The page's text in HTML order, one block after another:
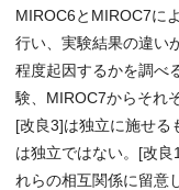
MIROC6とMIROC7に
行い、実験結果の違い
程度起因するかを調べ
験、MIROC7からそれ
[改良3]は独立に施せる
は独立ではない。[改
れらの相互関係に留意